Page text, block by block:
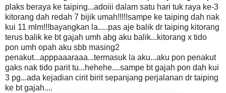
plaks beraya ke taiping...adoiii dalam satu hari tuk raya ke-3
kitorang dah redah 7 bijik umah!!!!!sampe ke taiping dah nak
kui 11 mlm!!!bayangkan la.....pas aje balik dr taiping kitorang
terus balik ke bt gajah umh abg aku balik...kitorang x tido
pon umh opah aku sbb masing2
penakut...apppaaaraaa...termasuk la aku...aku pon penakut
gaks nak tido parit tu...hehehe....sampe bt gajah pon dah kui
3 pg...ada kejadian cirit birit sepanjang perjalanan dr taiping
ke bt gajah....